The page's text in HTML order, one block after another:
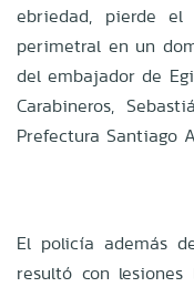
ebriedad, pierde
perimetral en un
del embajador de
Carabineros,
Prefectura Santiago
El policía además
resultó con